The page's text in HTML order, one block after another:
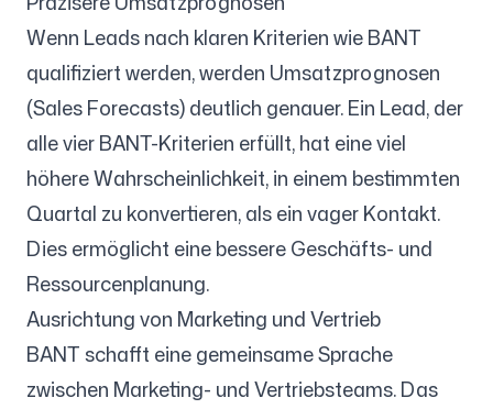
Wenn Leads nach klaren Kriterien wie BANT
qualifiziert werden, werden Umsatzprognosen
(Sales Forecasts) deutlich genauer. Ein Lead, der
alle vier BANT-Kriterien erfüllt, hat eine viel
höhere Wahrscheinlichkeit, in einem bestimmten
Quartal zu konvertieren, als ein vager Kontakt.
Dies ermöglicht eine bessere Geschäfts- und
Ressourcenplanung.
Ausrichtung von Marketing und Vertrieb
BANT schafft eine gemeinsame Sprache
zwischen Marketing- und Vertriebsteams. Das